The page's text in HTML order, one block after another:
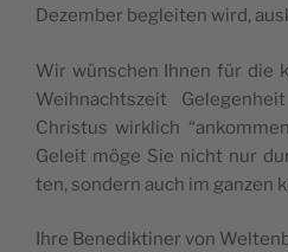
Dezem­ber beglei­ten wird,
Wir wüns­chen Ihnen für die
Weih­nachts­zeit
Chris­tus wir­klich
Geleit möge Sie nicht nur
ten, son­dern auch im gan­zen
Ihre Bene­dik­ti­ner von